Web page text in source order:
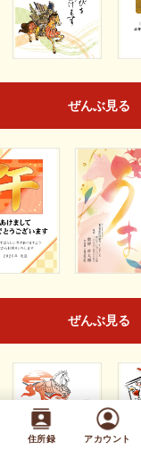
住所録 アカウント
ぜんぶ見る
ぜんぶ見る